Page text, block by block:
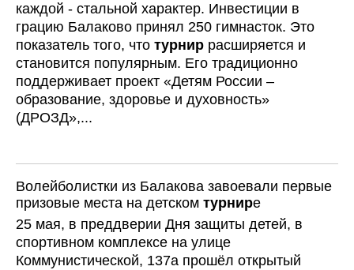
каждой - стальной характер. Инвестиции в
грацию Балаково принял 250 гимнасток. Это
показатель того, что турнир расширяется и
становится популярным. Его традиционно
поддерживает проект «Детям России –
образование, здоровье и духовность»
(ДРОЗД»,...
Волейболистки из Балакова завоевали первые
призовые места на детском турнире
25 мая, в преддверии Дня защиты детей, в
спортивном комплексе на улице
Коммунистической, 137а прошёл открытый